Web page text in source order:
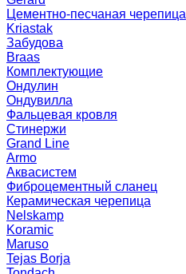
Цементно-песчаная черепица
Kriastak
Забудова
Braas
Комплектующие
Ондулин
Ондувилла
Фальцевая кровля
Стинержи
Grand Line
Armo
Аквасистем
Фиброцементный сланец
Керамическая черепица
Nelskamp
Koramic
Maruso
Tejas Borja